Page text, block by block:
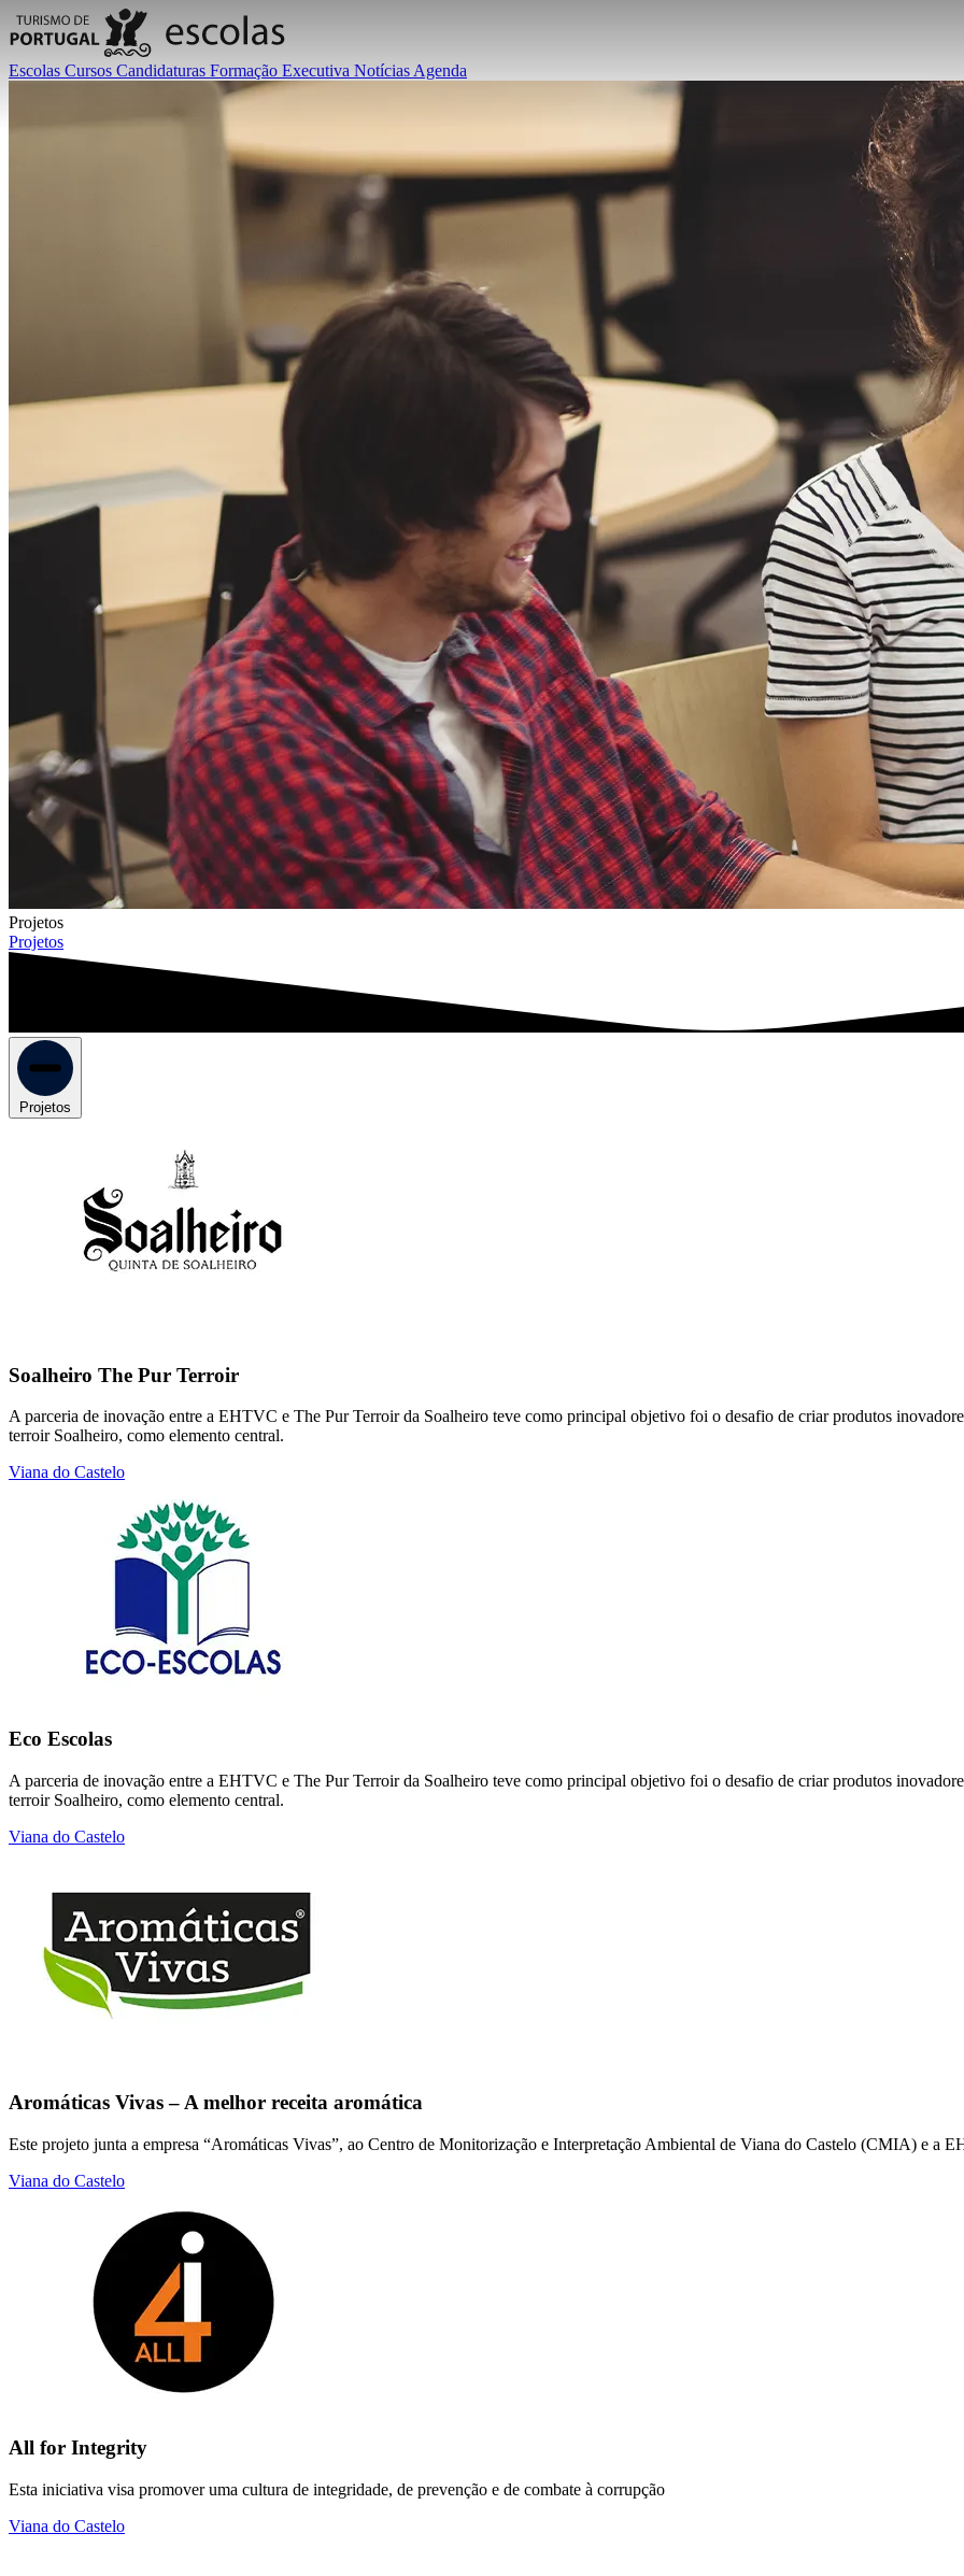
Escolas Cursos Candidaturas Formação Executiva Notícias Agenda
Projetos
Projetos
Projetos
Soalheiro The Pur Terroir
A parceria de inovação entre a EHTVC e The Pur Terroir da Soalheiro teve como principal objetivo foi o desafio de criar produtos
terroir Soalheiro, como elemento central.
Viana do Castelo
Eco Escolas
A parceria de inovação entre a EHTVC e The Pur Terroir da Soalheiro teve como principal objetivo foi o desafio de criar produtos
terroir Soalheiro, como elemento central.
Viana do Castelo
Aromáticas Vivas – A melhor receita aromática
Este projeto junta a empresa “Aromáticas Vivas”, ao Centro de Monitorização e Interpretação Ambiental de Viana do Castelo (CMIA) e a
Viana do Castelo
All for Integrity
Esta iniciativa visa promover uma cultura de integridade, de prevenção e de combate à corrupção
Viana do Castelo